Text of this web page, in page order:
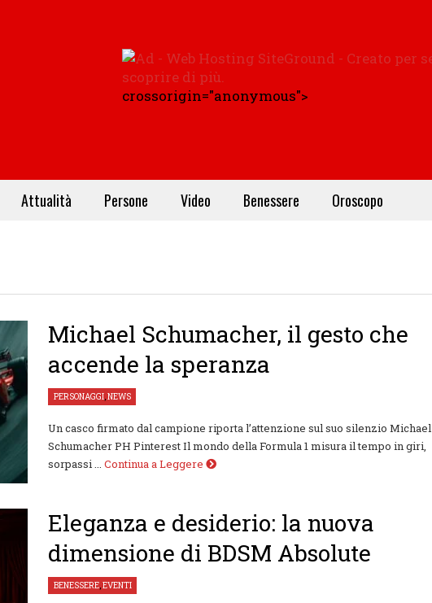
crossorigin="anonymous">
Attualità Persone Video Benessere Oroscopo
Michael Schumacher, il gesto che
accende la speranza
PERSONAGGI,NEWS
Un casco firmato dal campione riporta l’attenzione sul suo silenzio Michael
Schumacher PH Pinterest Il mondo della Formula 1 misura il tempo in giri,
sorpassi ... Continua a Leggere
Eleganza e desiderio: la nuova
dimensione di BDSM Absolute
BENESSERE,EVENTI